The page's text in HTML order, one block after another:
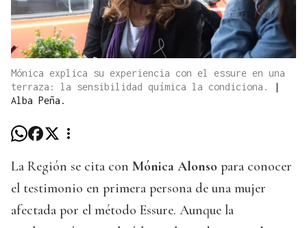
Mónica explica su experiencia con el essure en una
terraza: la sensibilidad química la condiciona.
|
Alba Peña.
La Región se cita con Mónica Alonso para conocer
el testimonio en primera persona de una mujer
afectada por el método Essure. Aunque la